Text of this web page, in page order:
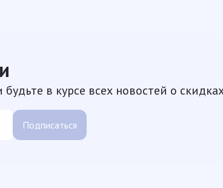
в курсе всех новостей о
Подписаться